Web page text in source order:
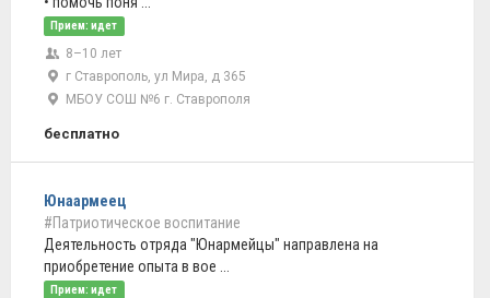
Прием: идет
8–10 лет
г Ставрополь, ул Мира, д 365
МБОУ СОШ №6 г. Ставрополя
бесплатно
Юнаармеец
#Патриотическое воспитание
Деятельность отряда "Юнармейцы" направлена на
приобретение опыта в вое ...
Прием: идет